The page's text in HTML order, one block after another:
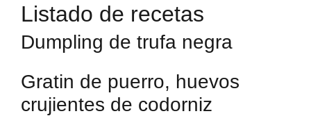
Listado de recetas
Dumpling de trufa negra
Gratin de puerro, huevos
crujientes de codorniz